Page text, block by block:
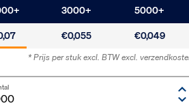
+ 3000+ 5000+
€0,055 €0,049
* Prijs per stuk excl. BTWexcl.